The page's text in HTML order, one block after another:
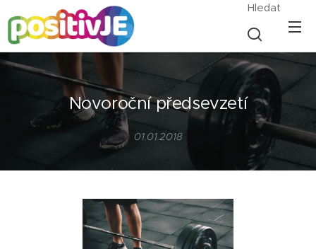
Hledat
Novoroční předsevzetí
01.01.2018